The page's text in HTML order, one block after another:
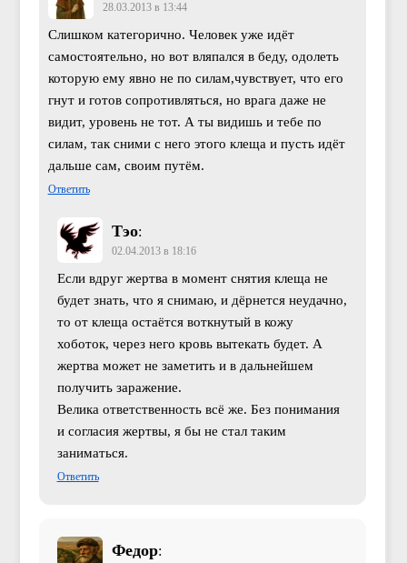
28.03.2013 в 13:44
Слишком категорично. Человек уже идёт
самостоятельно, но вот вляпался в беду, одолеть
которую ему явно не по силам,чувствует, что его
гнут и готов сопротивляться, но врага даже не
видит, уровень не тот. А ты видишь и тебе по
силам, так сними с него этого клеща и пусть идёт
дальше сам, своим путём.
Ответить
Тэо:
02.04.2013 в 18:16
Если вдруг жертва в момент снятия клеща не
будет знать, что я снимаю, и дёрнется неудачно,
то от клеща остаётся воткнутый в кожу
хоботок, через него кровь вытекать будет. А
жертва может не заметить и в дальнейшем
получить заражение.
Велика ответственность всё же. Без понимания
и согласия жертвы, я бы не стал таким
заниматься.
Ответить
Федор: